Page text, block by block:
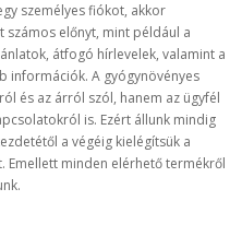
személyes fiókot, akkor
számos előnyt, mint például a
átfogó hírlevelek, valamint a
információk. A gyógynövényes
és az árról szól, hanem az ügyfél
is. Ezért állunk mindig
a végéig kielégítsük a
Emellett minden elérhető termékről